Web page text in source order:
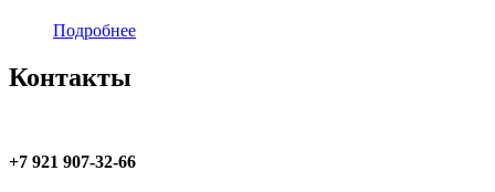
Подробнее
Контакты
+7 921 907-32-66